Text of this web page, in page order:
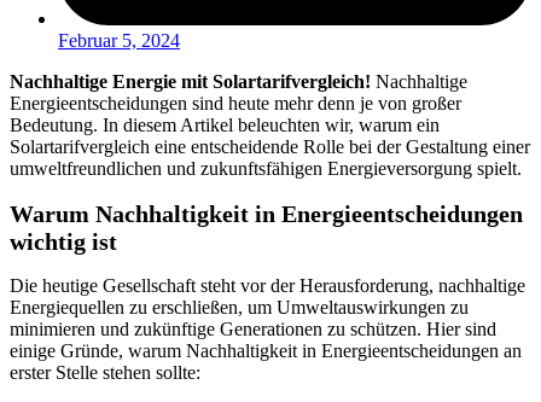
Februar 5, 2024
Nachhaltige Energie mit Solartarifvergleich! Nachhaltige
Energieentscheidungen sind heute mehr denn je von großer
Bedeutung. In diesem Artikel beleuchten wir, warum ein
Solartarifvergleich eine entscheidende Rolle bei der Gestaltung einer
umweltfreundlichen und zukunftsfähigen Energieversorgung spielt.
Warum Nachhaltigkeit in Energieentscheidungen
wichtig ist
Die heutige Gesellschaft steht vor der Herausforderung, nachhaltige
Energiequellen zu erschließen, um Umweltauswirkungen zu
minimieren und zukünftige Generationen zu schützen. Hier sind
einige Gründe, warum Nachhaltigkeit in Energieentscheidungen an
erster Stelle stehen sollte: